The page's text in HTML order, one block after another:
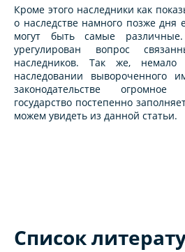
Кроме этого наследники как
о наследстве намного позже дня
могут быть самые
урегулирован вопрос
наследников. Так же,
наследовании вывороченного
законодательстве
государство постепенно
можем увидеть из данной статьи.
Список